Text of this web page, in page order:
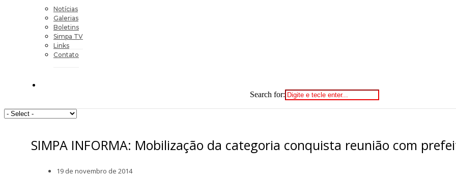
Notícias
Galerias
Boletins
Simpa TV
Links
Contato
Search for:
SIMPA INFORMA: Mobilização da categoria conquista reunião com
19 de novembro de 2014